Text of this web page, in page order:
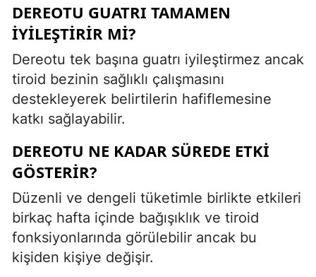
DEREOTU GUATRI TAMAMEN
İYILEŞTIRIR MI?
Dereotu tek başına guatrı iyileştirmez ancak
tiroid bezinin sağlıklı çalışmasını
destekleyerek belirtilerin hafiflemesine
katkı sağlayabilir.
DEREOTU NE KADAR SÜREDE ETKI
GÖSTERIR?
Düzenli ve dengeli tüketimle birlikte etkileri
birkaç hafta içinde bağışıklık ve tiroid
fonksiyonlarında görülebilir ancak bu
kişiden kişiye değişir.